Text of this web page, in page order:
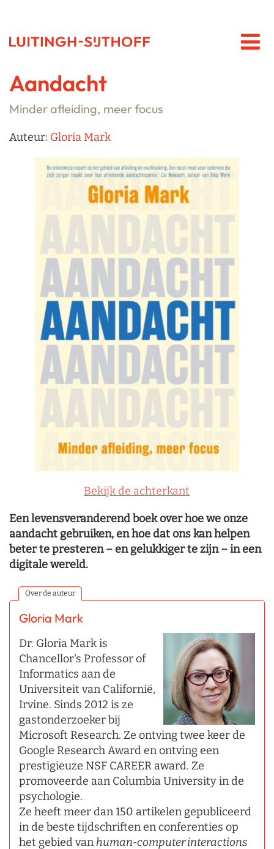
Aandacht
Minder afleiding, meer focus
Auteur: Gloria Mark
Bekijk de achterkant
Een levensveranderend boek over hoe we onze
aandacht gebruiken, en hoe dat ons kan helpen
beter te presteren – en gelukkiger te zijn – in een
digitale wereld.
Over de auteur
Gloria Mark
Dr. Gloria Mark is
Chancellor's Professor of
Informatics aan de
Universiteit van Californië,
Irvine. Sinds 2012 is ze
gastonderzoeker bij
Microsoft Research. Ze ontving twee keer de
Google Research Award en ontving een
prestigieuze NSF CAREER award. Ze
promoveerde aan Columbia University in de
psychologie.
Ze heeft meer dan 150 artikelen gepubliceerd
in de beste tijdschriften en conferenties op
het gebied van human-computer interactions